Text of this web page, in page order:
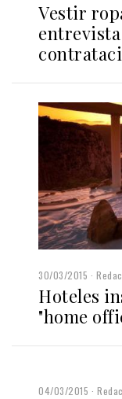
Vestir
30/03/2015
Hoteles
"home
04/03/2015